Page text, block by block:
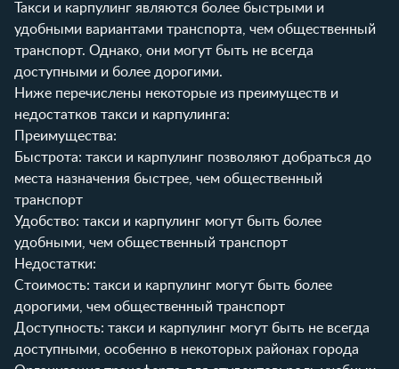
Такси и карпулинг являются более быстрыми и
удобными вариантами транспорта, чем общественный
транспорт. Однако, они могут быть не всегда
доступными и более дорогими.
Ниже перечислены некоторые из преимуществ и
недостатков такси и карпулинга:
Преимущества:
Быстрота: такси и карпулинг позволяют добраться до
места назначения быстрее, чем общественный
транспорт
Удобство: такси и карпулинг могут быть более
удобными, чем общественный транспорт
Недостатки:
Стоимость: такси и карпулинг могут быть более
дорогими, чем общественный транспорт
Доступность: такси и карпулинг могут быть не всегда
доступными, особенно в некоторых районах города